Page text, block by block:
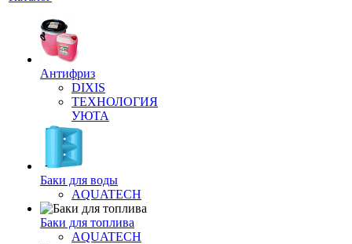
Антифриз
DIXIS
ТЕХНОЛОГИЯ
УЮТА
Баки для воды
AQUATECH
Баки для топлива
AQUATECH